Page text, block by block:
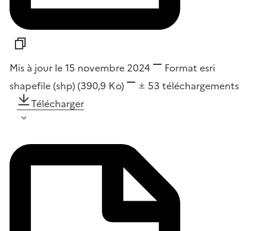
Mis à jour le 15 novembre 2024 Format esri
shapefile (shp)(390,9 Ko) 53 téléchargements
Télécharger